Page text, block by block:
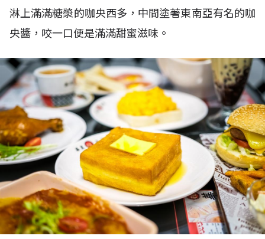
淋上滿滿糖漿的咖央西多，中間塗著東南亞有名的咖
央醬，咬一口便是滿滿甜蜜滋味。